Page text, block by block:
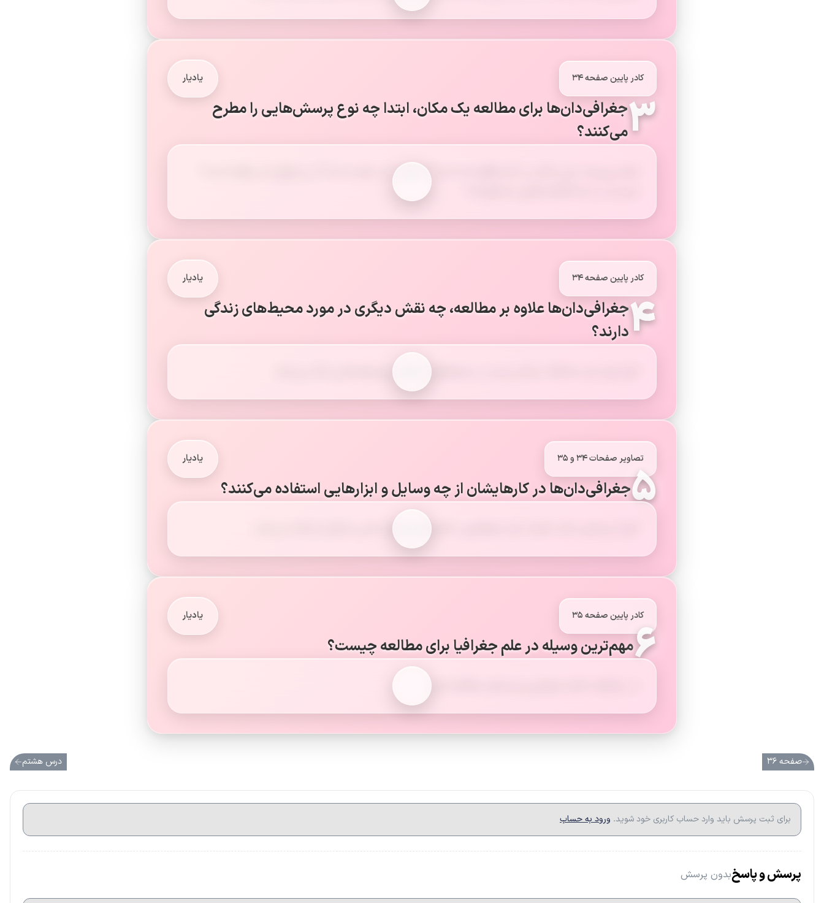
کادر پایین صفحه ۳۴ یادیار
۳جغرافی‌دان‌ها برای مطالعه یک مکان، ابتدا چه نوع پرسش‌هایی را مطرح
می‌کنند؟
آنها می‌پرسند: این مکان در کجا واقع شده است؟ جمعیت آن چقدر است؟ آب و هوای آن چگونه است؟
کادر پایین صفحه ۳۴ یادیار
۴جغرافی‌دان‌ها علاوه بر مطالعه، چه نقش دیگری در مورد محیط‌های زندگی
دارند؟
آنها برای حل مشکلات زندگی مردم در محیط‌های مختلف، پیشنهادهایی ارائه می‌دهند.
تصاویر صفحات ۳۴ و ۳۵ یادیار
۵جغرافی‌دان‌ها در کارهایشان از چه وسایل و ابزارهایی استفاده می‌کنند؟
آنها از وسایلی مانند نقشه، کره جغرافیایی، کتاب‌های مرتبط، عکس و فیلم استفاده می‌کنند.
کادر پایین صفحه ۳۵ یادیار
۶مهم‌ترین وسیله در علم جغرافیا برای مطالعه چیست؟
در جغرافیا، نقشه مهم‌ترین وسیله‌ی مطالعه است.
صفحه ۳۶ درس هشتم
برای ثبت پرسش باید وارد حساب کاربری خود شوید. ورود به حساب
پرسش و پاسخبدون پرسش